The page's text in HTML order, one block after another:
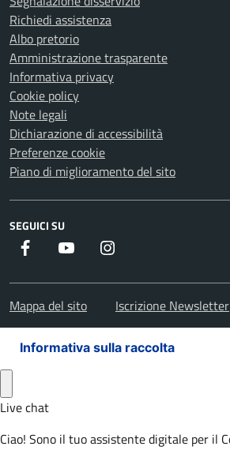
Richiedi assistenza
Albo pretorio
Amministrazione trasparente
Informativa privacy
Cookie policy
Note legali
Dichiarazione di accessibilità
Preferenze cookie
Piano di miglioramento del sito
SEGUICI SU
Facebook Youtube
Mappa del sito Iscrizione Newsletter
Informativa sulla raccolta